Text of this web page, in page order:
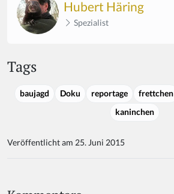
Hubert Häring
Spezialist
Tags
baujagd Doku reportage frettchen
kaninchen
Veröffentlicht am 25. Juni 2015